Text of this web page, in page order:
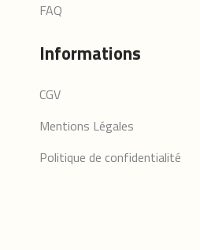
FAQ
Informations
CGV
Mentions Légales
Politique de confidentialité